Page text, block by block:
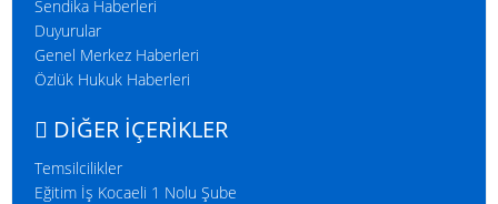
Sendika Haberleri
Duyurular
Genel Merkez Haberleri
Özlük Hukuk Haberleri
DIĞER İÇERIKLER
Temsilcilikler
Eğitim İş Kocaeli 1 Nolu Şube